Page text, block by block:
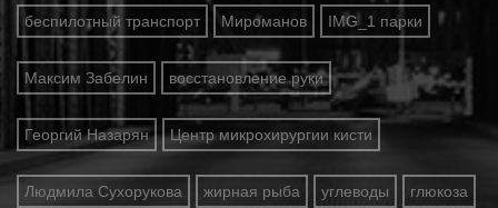
беспилотный транспорт Мироманов IMG_1 парки
Максим Забелин восстановление руки
Георгий Назарян Центр микрохирургии кисти
Людмила Сухорукова жирная рыба углеводы глюкоза